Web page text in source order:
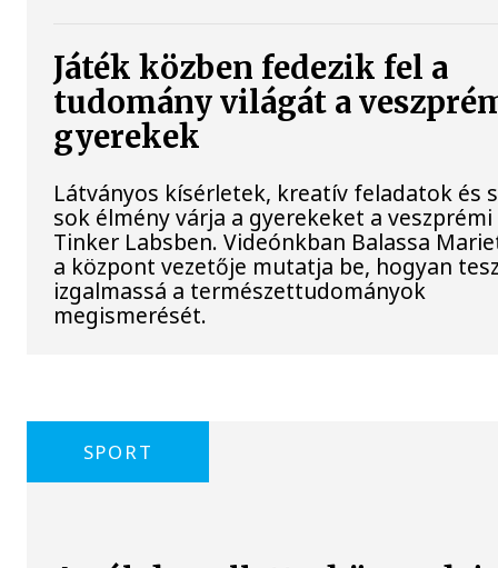
Játék közben fedezik fel a
tudomány világát a
gyerekek
Látványos kísérletek, kreatív feladatok és
sok élmény várja a gyerekeket a veszprémi
Tinker Labsben. Videónkban Balassa
a központ vezetője mutatja be, hogyan
izgalmassá a természettudományok
megismerését.
SPORT